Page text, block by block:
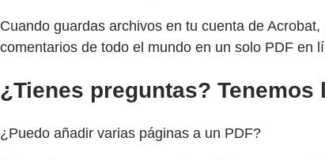
Cuando guardas archivos en tu cuenta de
comentarios de todo el mundo en un solo PDF en
¿Tienes preguntas? Tenemos
¿Puedo añadir varias páginas a un PDF?